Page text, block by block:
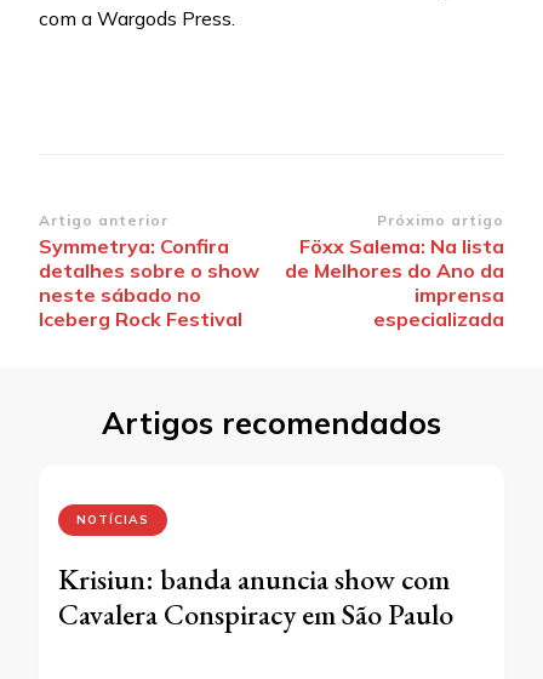
com a Wargods Press.
Navegação
de
post
Artigo anterior
Symmetrya: Confira
detalhes sobre o show
neste sábado no
Iceberg Rock Festival
Próximo artigo
Föxx Salema: Na lista
de Melhores do Ano da
imprensa
especializada
Artigos recomendados
NOTÍCIAS
Krisiun: banda anuncia show com
Cavalera Conspiracy em São Paulo